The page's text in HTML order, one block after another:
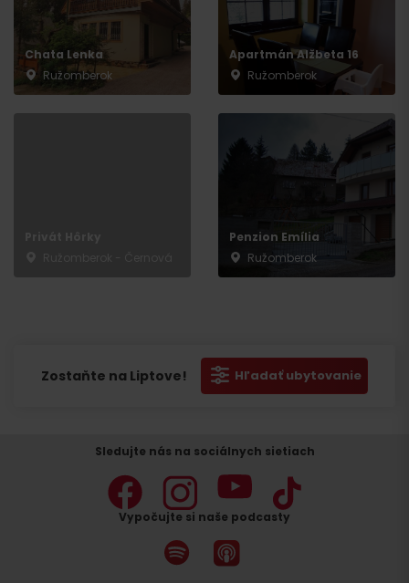
Chata Lenka
Ružomberok
Apartmán Alžbeta 16
Ružomberok
Penzion Emília
Ružomberok
Zostaňte na Liptove! Hľadať ubytovanie
Sledujte nás na sociálnych sietiach
Vypočujte si naše podcasty